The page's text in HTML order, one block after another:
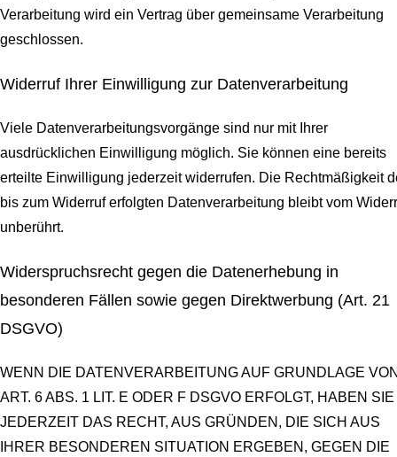
Verarbeitung wird ein Vertrag über gemeinsame Verarbeitung
geschlossen.
Widerruf Ihrer Einwilligung zur Datenverarbeitung
Viele Datenverarbeitungsvorgänge sind nur mit Ihrer
ausdrücklichen Einwilligung möglich. Sie können eine bereits
erteilte Einwilligung jederzeit widerrufen. Die Rechtmäßigkeit
bis zum Widerruf erfolgten Datenverarbeitung bleibt vom
unberührt.
Widerspruchsrecht gegen die Datenerhebung in
besonderen Fällen sowie gegen Direktwerbung (Art. 21
DSGVO)
WENN DIE DATENVERARBEITUNG AUF GRUNDLAGE
ART. 6 ABS. 1 LIT. E ODER F DSGVO ERFOLGT, HABEN SIE
JEDERZEIT DAS RECHT, AUS GRÜNDEN, DIE SICH AUS
IHRER BESONDEREN SITUATION ERGEBEN, GEGEN DIE